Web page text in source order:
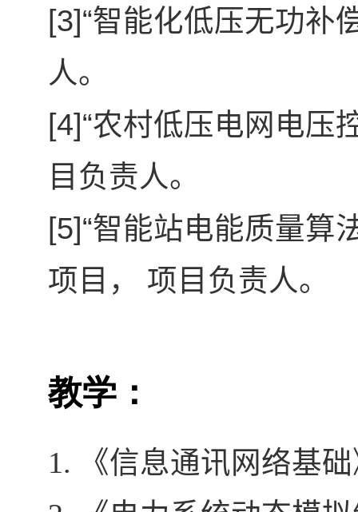
[3]“智能化低压无功补
人。
[4]“农村低压电网电压
目负责人。
[5]“智能站电能质量算
项目， 项目负责人。
教学：
1. 《信息通讯网络基